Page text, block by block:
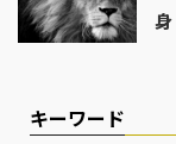
キーワード